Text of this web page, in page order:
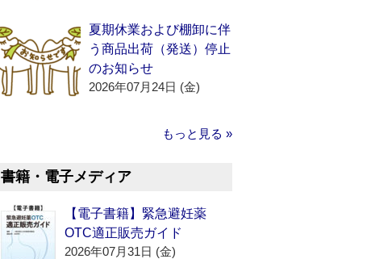
夏期休業および棚卸に伴
う商品出荷（発送）停止
のお知らせ
2026年07月24日 (金)
もっと見る »
書籍・電子メディア
【電子書籍】緊急避妊薬
OTC適正販売ガイド
2026年07月31日 (金)